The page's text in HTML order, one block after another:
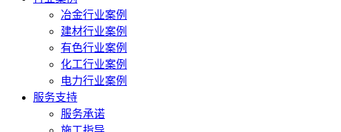
冶金行业案例
建材行业案例
有色行业案例
化工行业案例
电力行业案例
服务支持
服务承诺